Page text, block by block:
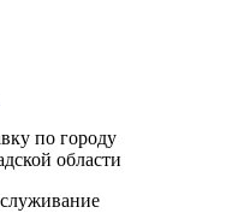
по городу
области